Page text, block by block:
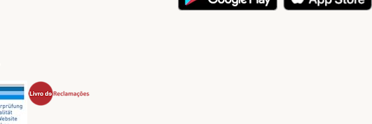
Security